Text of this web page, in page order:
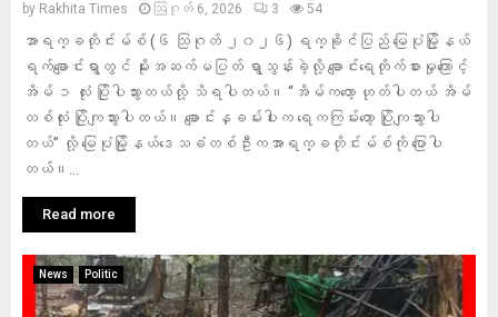
by Rakhita Times ဩဂုတ် 6, 2026 3 54
အာရက္ခတိုင်းမ်စ် (၆ သြဂုတ် ၂၀၂၆) ရက္ခိုင်ပြည် မြေပုံမြို့နယ်
ရက်ချောင်းရွာတွင် မိုးးအဆက်မပြတ် ရွာသွန်းခဲ့လို့ ချောင်းရေတိုက်စားမှုကြောင့်
အိမ် ၁ လုံး ပြိုပါသွားတယ်လို့ သိရပါတယ်။ “အိမ်ကတော့ ဟုတ်ပါတယ် အိမ်
တစ်လုံး ပြိုကျသွားပါတယ်။ ချောင်းနှခမ်းပါးက ရေကကြမ်းတော့ ပြိုကျသွားပါ
တယ်” လို့ မြေပုံမြို့နယ်ဒေသခံတစ်ဦးကအာရက္ခတိုင်းမ်စ်ကို ‌ပြောပါ
တယ်။...
Read more
News Politic